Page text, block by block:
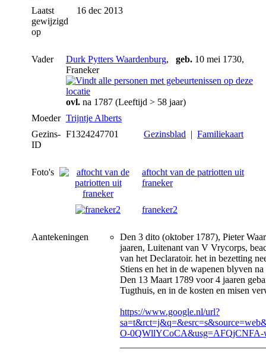
Laatst
gewijzigd
op
16 dec 2013
Vader Durk Pytters Waardenburg, geb. 10 mei 1730,
Franeker
ovl. na 1787 (Leeftijd > 58 jaar)
Moeder Trijntje Alberts
Gezins-
ID
F1324247701 Gezinsblad | Familiekaart
Foto's
aftocht van de patriotten uit
franeker
franeker2
Aantekeningen
Den 3 dito (oktober 1787), Pieter
jaaren, Luitenant van V Vrycorps,
van het Declaratoir. het in bezetting
Stiens en het in de wapenen blyven na
Den 13 Maart 1789 voor 4 jaaren
Tugthuis, en in de kosten en misen
https://www.google.nl/url?
O-